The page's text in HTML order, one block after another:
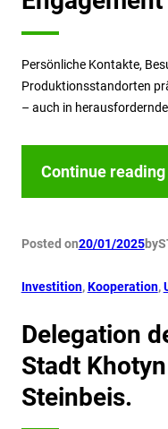
Persönliche Kontakte,
Produktionsstandorten
– auch in
Continue reading
Posted on20/01/2025by
Investition, Kooperation,
Delegation
Stadt
Steinbeis.